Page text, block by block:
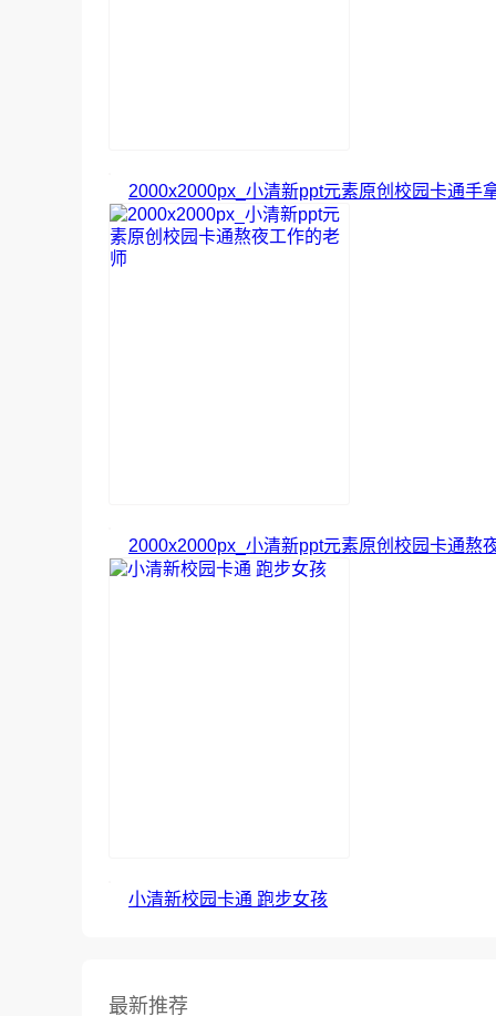
2000x2000px_小清新ppt元素原创校园卡通手
2000x2000px_小清新ppt元素原创校园卡通熬
小清新校园卡通 跑步女孩
最新推荐